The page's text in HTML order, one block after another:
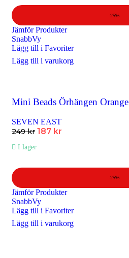
-25%
Jämför Produkter
SnabbVy
Lägg till i Favoriter
Lägg till i varukorg
Mini Beads Örhängen Orange
SEVEN EAST
249kr 187 kr
I lager
-25%
Jämför Produkter
SnabbVy
Lägg till i Favoriter
Lägg till i varukorg